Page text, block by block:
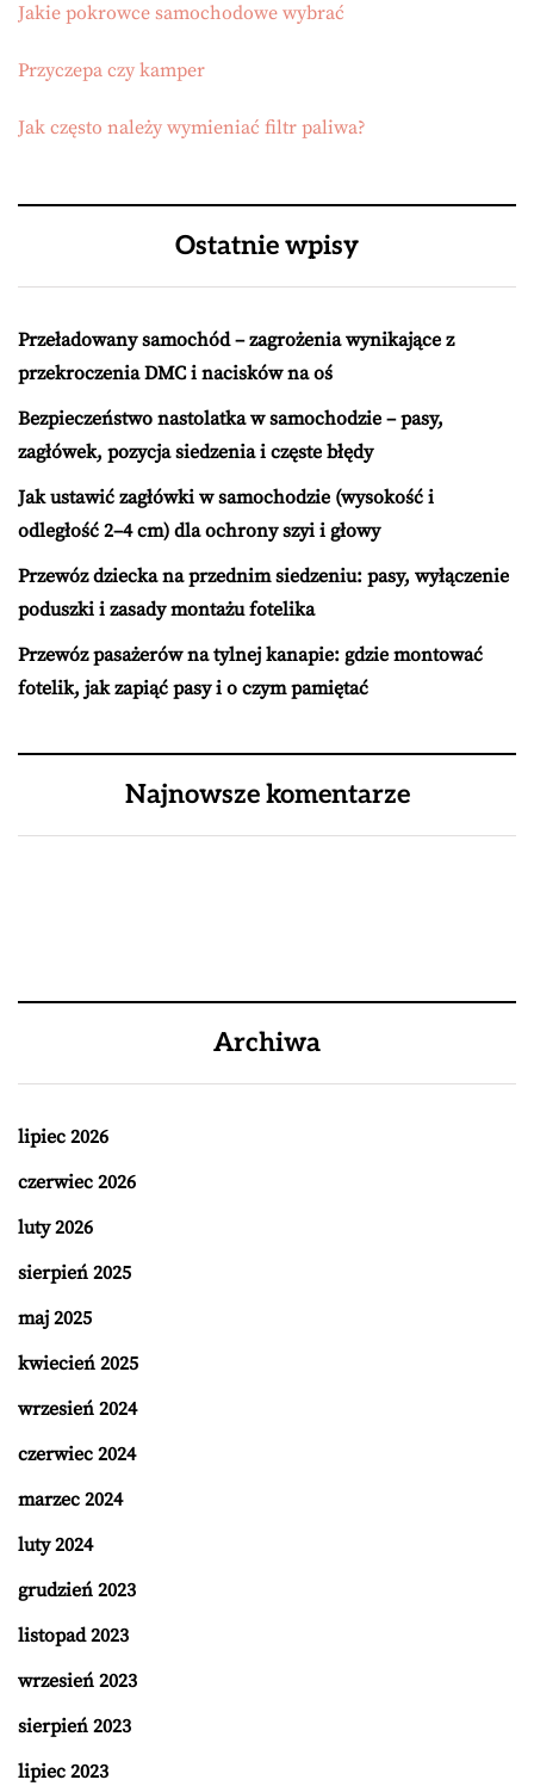
Jakie pokrowce samochodowe wybrać
Przyczepa czy kamper
Jak często należy wymieniać filtr paliwa?
Ostatnie wpisy
Przeładowany samochód – zagrożenia wynikające z
przekroczenia DMC i nacisków na oś
Bezpieczeństwo nastolatka w samochodzie – pasy,
zagłówek, pozycja siedzenia i częste błędy
Jak ustawić zagłówki w samochodzie (wysokość i
odległość 2–4 cm) dla ochrony szyi i głowy
Przewóz dziecka na przednim siedzeniu: pasy, wyłączenie
poduszki i zasady montażu fotelika
Przewóz pasażerów na tylnej kanapie: gdzie montować
fotelik, jak zapiąć pasy i o czym pamiętać
Najnowsze komentarze
Archiwa
lipiec 2026
czerwiec 2026
luty 2026
sierpień 2025
maj 2025
kwiecień 2025
wrzesień 2024
czerwiec 2024
marzec 2024
luty 2024
grudzień 2023
listopad 2023
wrzesień 2023
sierpień 2023
lipiec 2023